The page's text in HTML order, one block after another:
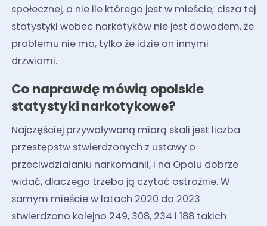
społecznej, a nie ile którego jest w mieście; cisza tej
statystyki wobec narkotyków nie jest dowodem, że
problemu nie ma, tylko że idzie on innymi
drzwiami.
Co naprawdę mówią opolskie
statystyki narkotykowe?
Najczęściej przywoływaną miarą skali jest liczba
przestępstw stwierdzonych z ustawy o
przeciwdziałaniu narkomanii, i na Opolu dobrze
widać, dlaczego trzeba ją czytać ostrożnie. W
samym mieście w latach 2020 do 2023
stwierdzono kolejno 249, 308, 234 i 188 takich